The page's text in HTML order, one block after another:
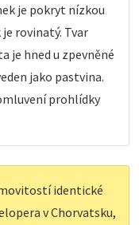
je pokryt nízkou
rovinatý. Tvar
je hned u zpevněné
jako pastvina.
prohlídky
identické
v Chorvatsku,